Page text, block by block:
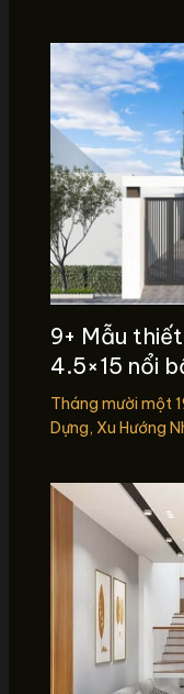
9+ Mẫu
4.5×15 nổi
Tháng mười một
Dựng, Xu Hướng